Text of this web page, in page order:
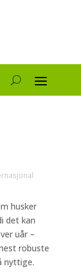
husker
det kan
uår –
robuste
nyttige.